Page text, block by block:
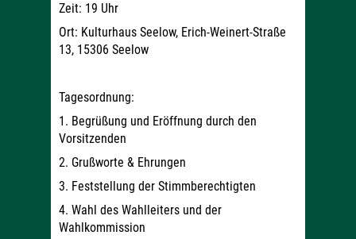
Zeit: 19 Uhr
Ort: Kulturhaus Seelow, Erich-Weinert-Straße
13, 15306 Seelow
Tagesordnung:
1. Begrüßung und Eröffnung durch den
Vorsitzenden
2. Grußworte & Ehrungen
3. Feststellung der Stimmberechtigten
4. Wahl des Wahlleiters und der
Wahlkommission